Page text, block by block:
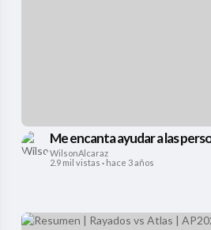
Me encanta ayudar a las
WilsonAlcaraz
2.9 mil vistas · hace 3 años